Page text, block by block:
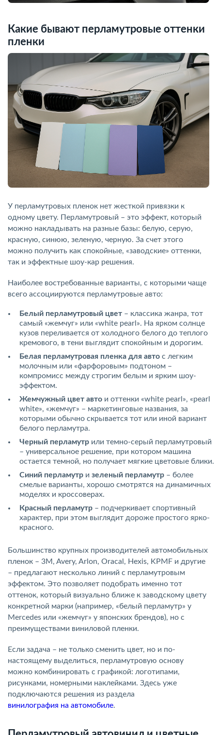
Какие бывают перламутровые оттенки
пленки
У перламутровых пленок нет жесткой привязки к
одному цвету. Перламутровый – это эффект, который
можно накладывать на разные базы: белую, серую,
красную, синюю, зеленую, черную. За счет этого
можно получить как спокойные, «заводские» оттенки,
так и эффектные шоу-кар решения.
Наиболее востребованные варианты, с которыми чаще
всего ассоциируются перламутровые авто:
Белый перламутровый цвет – классика жанра, тот
самый «жемчуг» или «white pearl». На ярком солнце
кузов переливается от холодного белого до теплого
кремового, в тени выглядит спокойным и дорогим.
Белая перламутровая пленка для авто с легким
молочным или «фарфоровым» подтоном –
компромисс между строгим белым и ярким шоу-
эффектом.
Жемчужный цвет авто и оттенки «white pearl», «pearl
white», «жемчуг» – маркетинговые названия, за
которыми обычно скрывается тот или иной вариант
белого перламутра.
Черный перламутр или темно-серый перламутровый
– универсальное решение, при котором машина
остается темной, но получает мягкие цветовые блики.
Синий перламутр и зеленый перламутр – более
смелые варианты, хорошо смотрятся на динамичных
моделях и кроссоверах.
Красный перламутр – подчеркивает спортивный
характер, при этом выглядит дороже простого ярко-
красного.
Большинство крупных производителей автомобильных
пленок – 3M, Avery, Arlon, Oracal, Hexis, KPMF и другие
– предлагают несколько линий с перламутровым
эффектом. Это позволяет подобрать именно тот
оттенок, который визуально ближе к заводскому цвету
конкретной марки (например, «белый перламутр» у
Mercedes или «жемчуг» у японских брендов), но с
преимуществами виниловой пленки.
Если задача – не только сменить цвет, но и по-
настоящему выделиться, перламутровую основу
можно комбинировать с графикой: логотипами,
рисунками, номерными наклейками. Здесь уже
подключаются решения из раздела
винилография на автомобиле.